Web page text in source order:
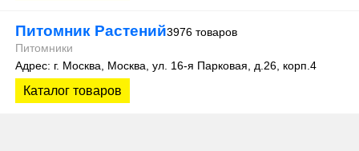
Питомник Растений3976 товаров
Питомники
Адрес: г. Москва, Москва, ул. 16-я Парковая, д.26, корп.4
Каталог товаров